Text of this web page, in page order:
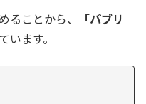
ることから、
「パブリ
います。